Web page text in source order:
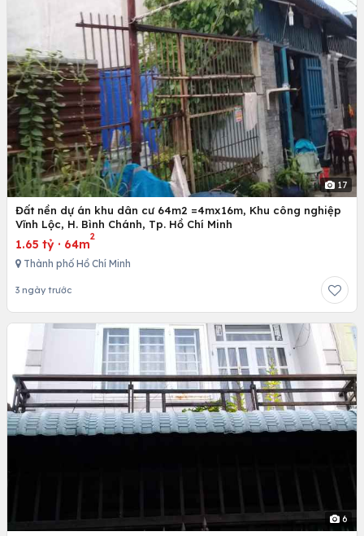
17
Đất nền dự án khu dân cư 64m2 =4mx16m, Khu công nghiệp
Vĩnh Lộc, H. Bình Chánh, Tp. Hồ Chí Minh
1.65 tỷ · 64m
2
Thành phố Hồ Chí Minh
3 ngày trước
6